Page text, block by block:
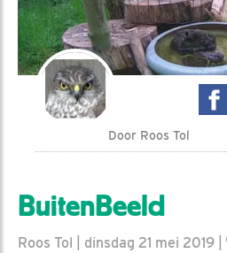
Door Roos Tol
BuitenBeeld
Roos Tol | dinsdag 21 mei 2019 |